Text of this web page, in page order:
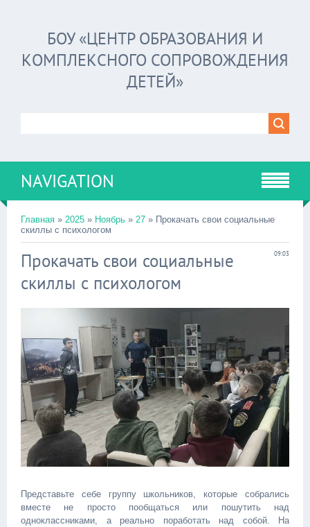
БОУ «ЦЕНТР ОБРАЗОВАНИЯ И
КОМПЛЕКСНОГО СОПРОВОЖДЕНИЯ
ДЕТЕЙ»
NAVIGATION
Главная » 2025 » Ноябрь » 27 » Прокачать свои социальные
скиллы с психологом
09:03
Прокачать свои социальные
скиллы с психологом
Представьте себе группу школьников, которые собрались
вместе не просто пообщаться или пошутить над
одноклассниками, а реально поработать над собой. На